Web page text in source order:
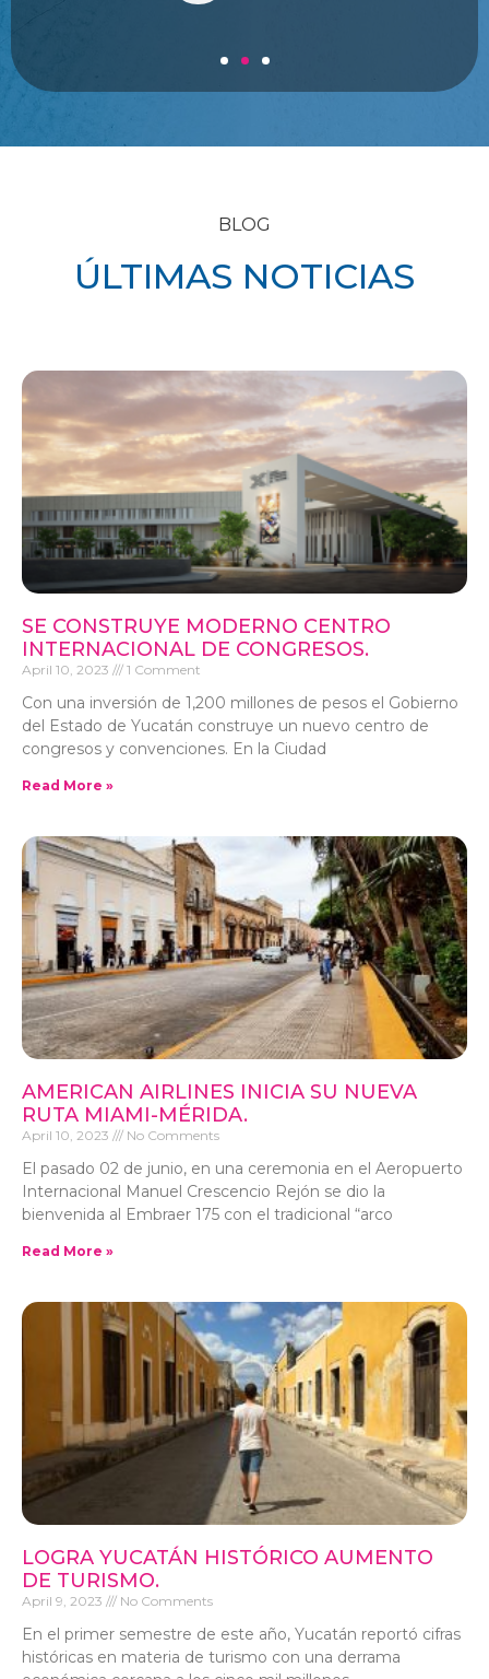
BLOG
ÚLTIMAS NOTICIAS
SE CONSTRUYE MODERNO CENTRO
INTERNACIONAL DE CONGRESOS.
April 10, 2023 1 Comment
Con una inversión de 1,200 millones de pesos el Gobierno
del Estado de Yucatán construye un nuevo centro de
congresos y convenciones. En la Ciudad
Read More »
AMERICAN AIRLINES INICIA SU NUEVA
RUTA MIAMI-MÉRIDA.
April 10, 2023 No Comments
El pasado 02 de junio, en una ceremonia en el Aeropuerto
Internacional Manuel Crescencio Rejón se dio la
bienvenida al Embraer 175 con el tradicional “arco
Read More »
LOGRA YUCATÁN HISTÓRICO AUMENTO
DE TURISMO.
April 9, 2023 No Comments
En el primer semestre de este año, Yucatán reportó cifras
históricas en materia de turismo con una derrama